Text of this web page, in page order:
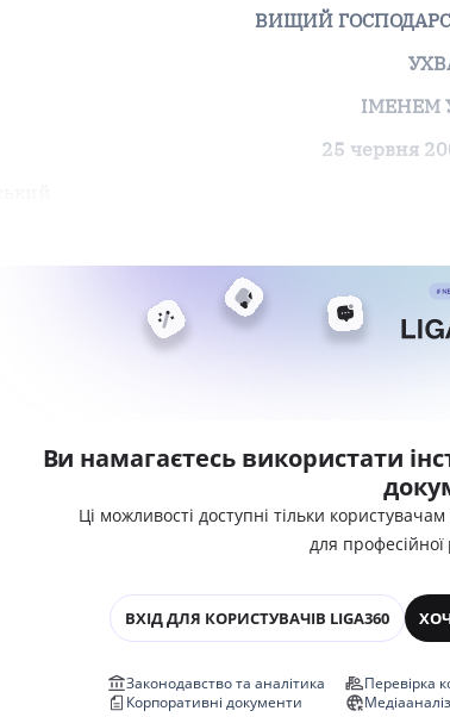
ВИЩИЙ
ІМЕНЕМ
25 червня
Ви намагаєтесь використати
Ці можливості доступні тільки
для
ВХІД ДЛЯ КОРИСТУВАЧІВ LIGA360
Законодавство та аналітика
Корпоративні документи
Перевірка